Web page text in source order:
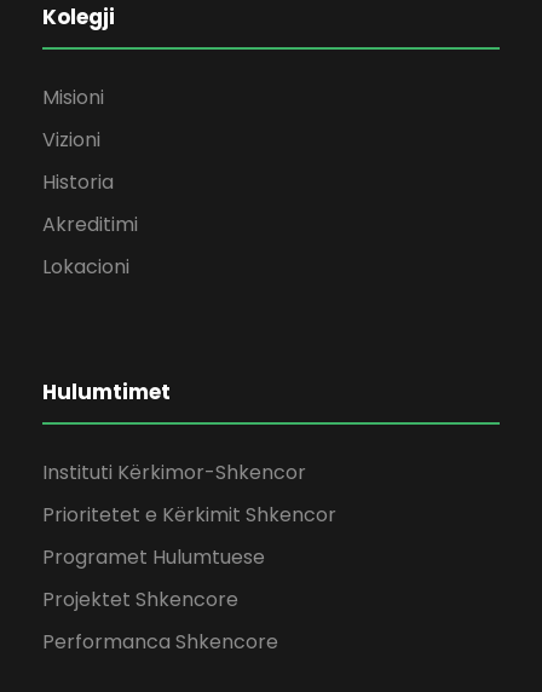
Kolegji
Misioni
Vizioni
Historia
Akreditimi
Lokacioni
Hulumtimet
Instituti Kërkimor-Shkencor
Prioritetet e Kërkimit Shkencor
Programet Hulumtuese
Projektet Shkencore
Performanca Shkencore